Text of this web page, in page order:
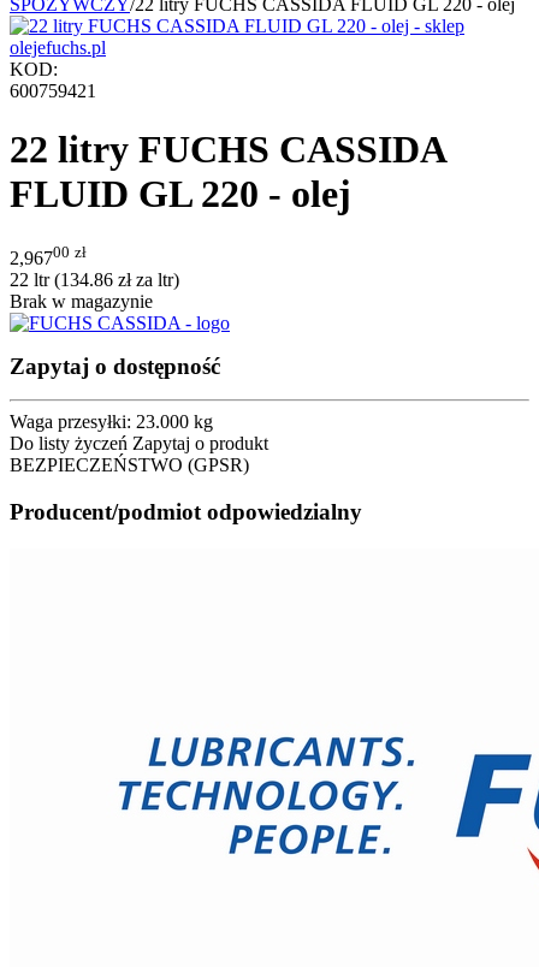
SPOŻYWCZY/22 litry FUCHS CASSIDA FLUID GL 220 - olej
KOD:
600759421
22 litry FUCHS CASSIDA
FLUID GL 220 - olej
2,96700 zł
22 ltr (134.86 złza ltr)
Brak w magazynie
Zapytaj o dostępność
Waga przesyłki: 23.000 kg
Do listy życzeń Zapytaj o produkt
BEZPIECZEŃSTWO (GPSR)
Producent/podmiot odpowiedzialny